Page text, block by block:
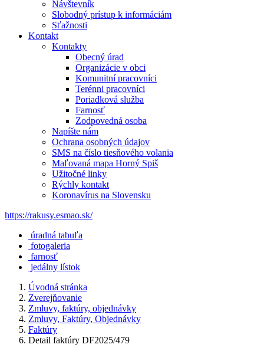
Návštevník
Slobodný prístup k informáciám
Sťažnosti
Kontakt
Kontakty
Obecný úrad
Organizácie v obci
Komunitní pracovníci
Terénni pracovníci
Poriadková služba
Farnosť
Zodpovedná osoba
Napíšte nám
Ochrana osobných údajov
SMS na číslo tiesňového volania
Maľovaná mapa Horný Spiš
Užitočné linky
Rýchly kontakt
Koronavírus na Slovensku
https://rakusy.esmao.sk/
úradná tabuľa
fotogaleria
farnosť
jedálny lístok
Úvodná stránka
Zverejňovanie
Zmluvy, faktúry, objednávky
Zmluvy, Faktúry, Objednávky
Faktúry
Detail faktúry DF2025/479